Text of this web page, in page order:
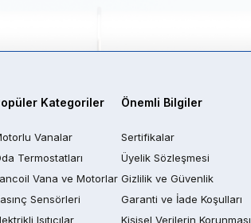
Kategoriler
Vanalar
Termostatları
Vana ve Motorlar
Sensörleri
Isıtıcılar
Önemli Bilgiler
Sertifikalar
Üyelik Sözleşmesi
Gizlilik ve Güvenlik
Garanti ve İade Koşulları
Kişisel Verilerin Korunması